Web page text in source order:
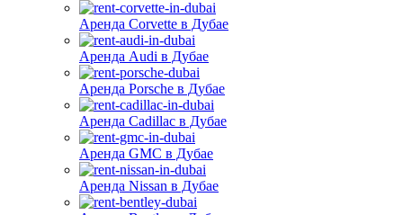
Аренда Corvette в Дубае
Аренда Audi в Дубае
Аренда Porsche в Дубае
Аренда Cadillac в Дубае
Аренда GMC в Дубае
Аренда Nissan в Дубае